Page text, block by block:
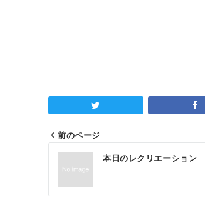
投
ナ
前のページ
本日のレクリエーション